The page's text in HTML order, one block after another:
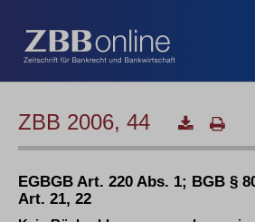
ZBB 2006, 44
EGBGB Art. 220 Abs. 1; BGB §
Art. 21, 22